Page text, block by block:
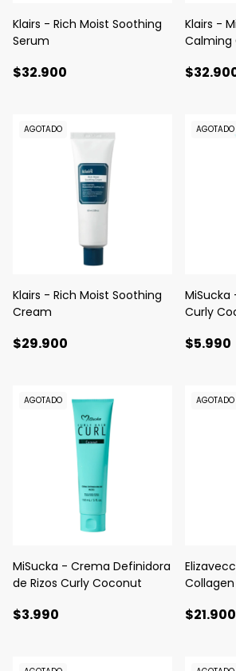
Klairs - Rich Moist Soothing
Serum
$32.900
Klairs -
Calming
AGOTADO
Klairs - Rich Moist Soothing
Cream
$29.900
AGOTADO
Curly
$5.990
AGOTADO
MiSucka - Crema Definidora
de Rizos Curly Coconut
$3.990
AGOTADO
$21.900